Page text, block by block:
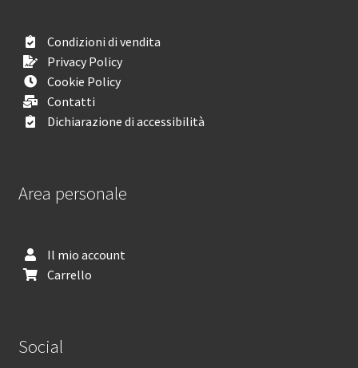
Condizioni di vendita
Privacy Policy
Cookie Policy
Contatti
Dichiarazione di accessibilità
Area personale
Il mio account
Carrello
Social